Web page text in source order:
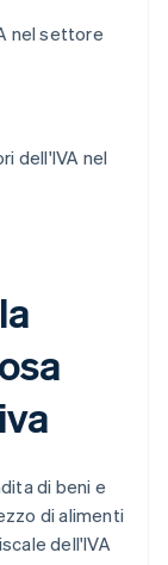
nel settore
dell'IVA nel
di beni e
di alimenti
dell'IVA